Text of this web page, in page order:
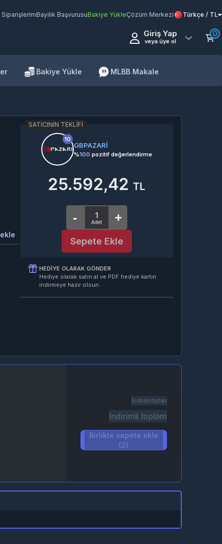
SiparişlerimBayilik BaşvurusuBakiye YükleÇözüm Merkezi Türkçe / TL
Giriş Yap
veya üye ol
0
Bakiye Yükle MLBB Makale
SATICININ TEKLIFI
10
GBPAZARİ
%100 pozitif değerlendirme
25.592,42TL
Sepete Ekle
HEDIYE OLARAK GÖNDER
Hediye olarak satın al ve PDF hediye kartın
indirmeye hazır olsun.
İndirim tutarı
İndirimli toplam
Birlikte sepete ekle
(2)